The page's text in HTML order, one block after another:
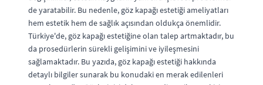
de yaratabilir. Bu nedenle, göz kapağı estetiği ameliyatları
hem estetik hem de sağlık açısından oldukça önemlidir.
Türkiye'de, göz kapağı estetiğine olan talep artmaktadır, bu
da prosedürlerin sürekli gelişimini ve iyileşmesini
sağlamaktadır. Bu yazıda, göz kapağı estetiği hakkında
detaylı bilgiler sunarak bu konudaki en merak edilenleri